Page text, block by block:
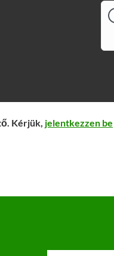
Kérjük, jelentkezzen be